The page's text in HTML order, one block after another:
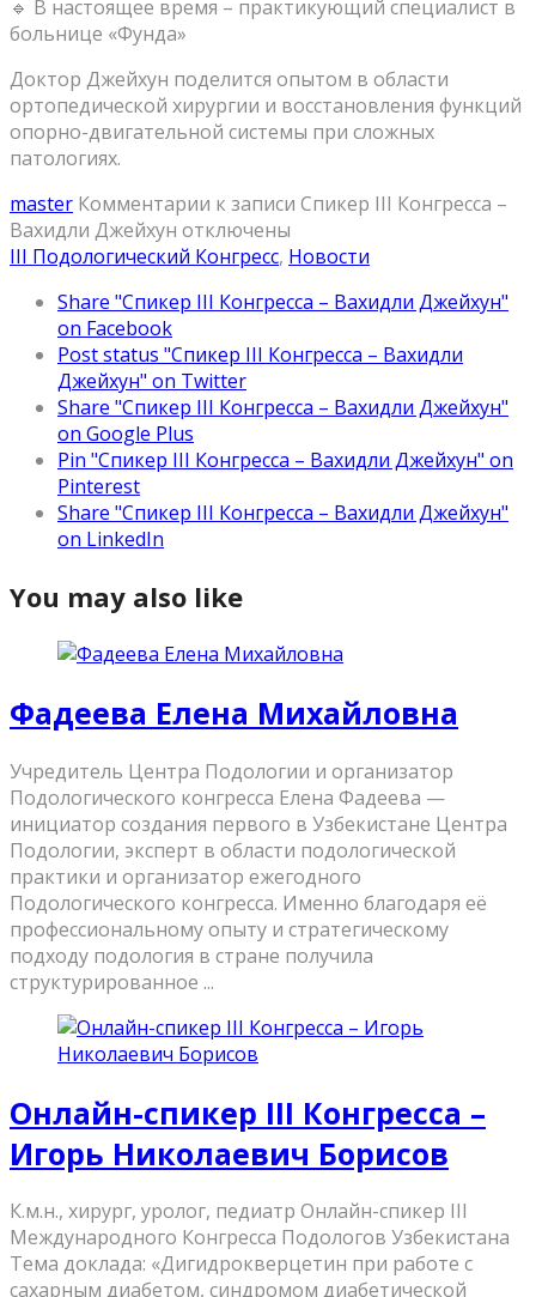
🔹 В настоящее время – практикующий специалист в
больнице «Фунда»
Доктор Джейхун поделится опытом в области
ортопедической хирургии и восстановления функций
опорно-двигательной системы при сложных
патологиях.
master Комментарии к записи Спикер III Конгресса –
Вахидли Джейхун отключены
III Подологический Конгресс, Новости
Share "Спикер III Конгресса – Вахидли Джейхун"
on Facebook
Post status "Спикер III Конгресса – Вахидли
Джейхун" on Twitter
Share "Спикер III Конгресса – Вахидли Джейхун"
on Google Plus
Pin "Спикер III Конгресса – Вахидли Джейхун" on
Pinterest
Share "Спикер III Конгресса – Вахидли Джейхун"
on LinkedIn
You may also like
Фадеева Елена Михайловна
Учредитель Центра Подологии и организатор
Подологического конгресса Елена Фадеева —
инициатор создания первого в Узбекистане Центра
Подологии, эксперт в области подологической
практики и организатор ежегодного
Подологического конгресса. Именно благодаря её
профессиональному опыту и стратегическому
подходу подология в стране получила
структурированное ...
Онлайн-спикер III Конгресса –
Игорь Николаевич Борисов
К.м.н., хирург, уролог, педиатр Онлайн-спикер III
Международного Конгресса Подологов Узбекистана
Тема доклада: «Дигидрокверцетин при работе с
сахарным диабетом, синдромом диабетической